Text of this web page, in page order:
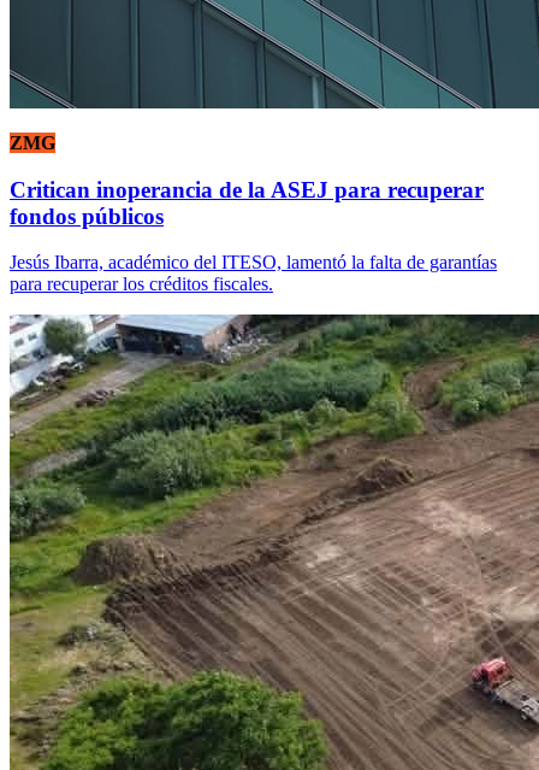
ZMG
Critican inoperancia de la ASEJ para recuperar
fondos públicos
Jesús Ibarra, académico del ITESO, lamentó la falta de garantías
para recuperar los créditos fiscales.